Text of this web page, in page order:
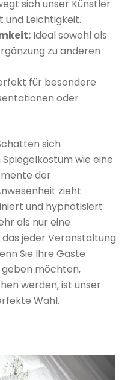
sich unser Künstler
Leichtigkeit.
Ideal sowohl als
zu anderen
für besondere
oder
sich
wie eine
der
zieht
und hypnotisiert
als nur eine
jeder Veranstaltung
Sie Ihre Gäste
möchten,
werden, ist unser
Wahl.